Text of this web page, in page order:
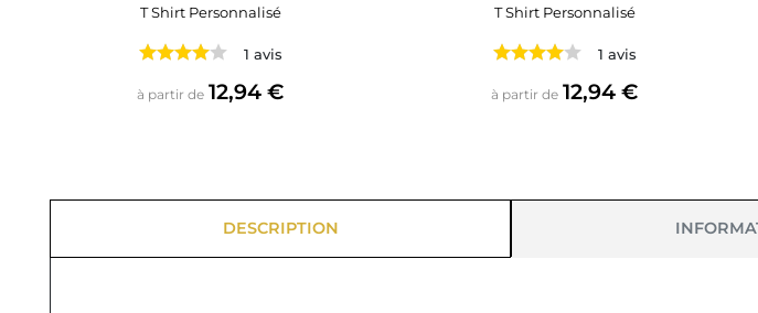
T Shirt Personnalisé
1 avis
à partir de Prix
12,94 €
T Shirt Personnalisé
1 avis
à partir de Prix
12,94 €
DESCRIPTION